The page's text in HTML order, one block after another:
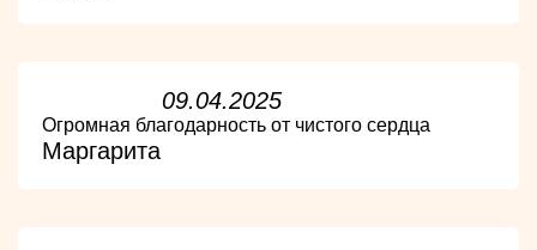
09.04.2025
Огромная благодарность от чистого сердца
Маргарита